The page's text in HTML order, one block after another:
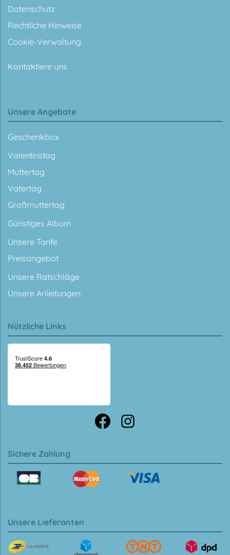
Datenschutz
Rechtliche Hinweise
Cookie-Verwaltung
Kontaktiere uns
Unsere Angebote
Geschenkbox
Valentinstag
Muttertag
Vatertag
Großmuttertag
Günstiges Album
Unsere Tarife
Preisangebot
Unsere Ratschläge
Unsere Anleitungen
Nützliche Links
Sichere Zahlung
Unsere Lieferanten